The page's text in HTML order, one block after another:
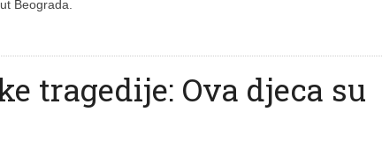
Beograda.
tragedije: Ova djeca su